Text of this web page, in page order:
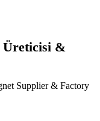
Üreticisi &
Supplier & Factory